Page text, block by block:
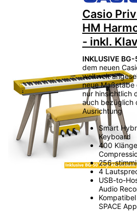
Casio
HM
- inkl.
INKLUSIVE
dem neuen
weltweit
neue
nur hinsichtlich
auch bezüglich
Ausrichtung
Smart
Keyboard
400
256-
4
USB-to-
Audio
SPACE App